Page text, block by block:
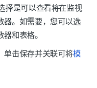
（图 13）：
择是可以查看将在监视
器。如需要，您可以选
和表格。
单击保存并关联可将模